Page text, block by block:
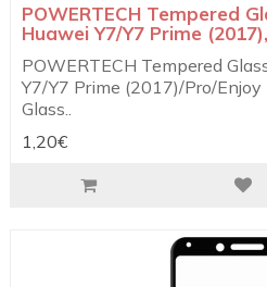
POWERTECH Tempered
Huawei Y7/Y7 Prime
POWERTECH Tempered
Y7/Y7 Prime (2017)/Pro/Enjoy
Glass..
1,20€